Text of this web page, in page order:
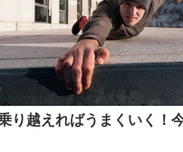
り越えればうまくいく！